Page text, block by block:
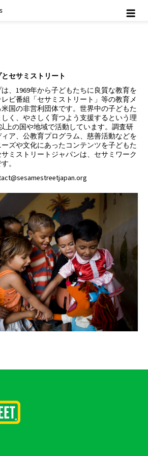
セサミストリート
、1969年から子どもたちに良質な教育を
ビ番組「セサミストリート」等の教育メ
国の非営利団体です。世界中の子どもた
く、やさしく育つよう支援するという理
上の国や地域で活動しています。調査研
ア、公教育プログラム、慈善活動などを
ズや文化にあったコンテンツを子どもた
ミストリートジャパンは、セサミワーク
。